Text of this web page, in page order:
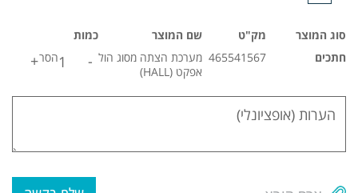
סוג המוצר מק"ט שם המוצר
כמות
חתכים
465541567 מערכת הצתה מסוג הול
אפקט (HALL)
הסר